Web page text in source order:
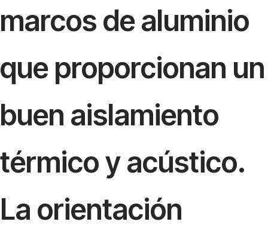
marcos de aluminio
que proporcionan un
buen aislamiento
térmico y acústico.
La orientación